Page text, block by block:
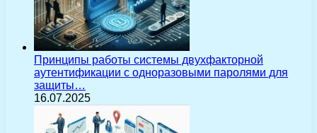
Принципы работы системы двухфакторной
аутентификации с одноразовыми паролями для
защиты…
16.07.2025